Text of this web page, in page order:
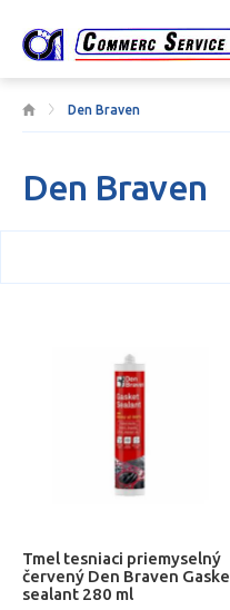
Den Braven
Den Braven
Tmel tesniaci priemyselný
červený Den Braven
sealant 280 ml